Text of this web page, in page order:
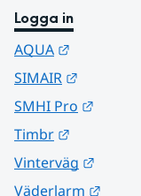
Logga in
AQUA
SIMAIR
SMHI Pro
Timbr
Vinterväg
Väderlarm